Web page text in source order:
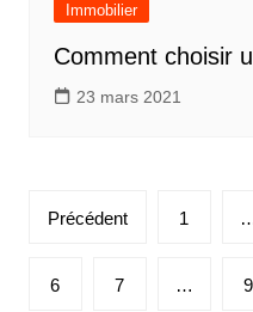
Immobilier
Comment choisir
23 mars 2021
Pagination
publications
Précédent 1
6 7 … 9